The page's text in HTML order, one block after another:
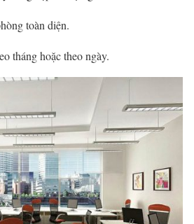
toàn diện.
tháng hoặc theo ngày.